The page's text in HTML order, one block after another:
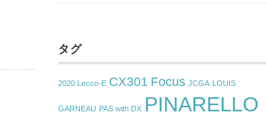
タグ
2020 Lecco-E CX301 Focus JCGA LOUIS
GARNEAU PAS with DX PINARELLO